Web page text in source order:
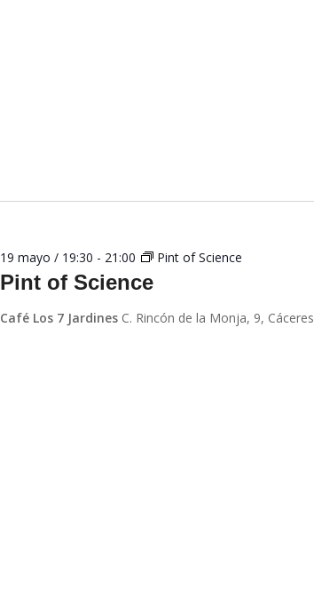
Pint of Science
19 mayo / 19:30 - 21:00 Pint of Science
Café Los 7 Jardines C. Rincón de la Monja, 9, Cáceres